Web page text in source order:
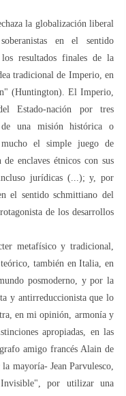
la globalización liberal
en el sentido
resultados finales de la
tradicional de Imperio, en
(Huntington). El Imperio,
Estado-nación por tres
de una misión histórica o
mucho el simple juego de
enclaves étnicos con sus
jurídicas (...); y, por
el sentido schmittiano del
de los desarrollos
metafísico y tradicional,
también en Italia, en
posmoderno, y por la
y antirreduccionista que lo
en mi opinión, armonía y
apropiadas, en las
amigo francés Alain de
mayoría- Jean Parvulesco,
por utilizar una